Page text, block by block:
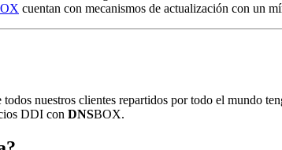
cuentan con mecanismos de actualización con un
nuestros clientes repartidos por todo el mundo
DDI con DNSBOX.